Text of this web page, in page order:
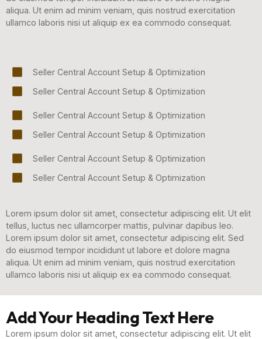
aliqua. Ut enim ad minim veniam, quis nostrud exercitation
ullamco laboris nisi ut aliquip ex ea commodo consequat.
Seller Central Account Setup & Optimization
Seller Central Account Setup & Optimization
Seller Central Account Setup & Optimization
Seller Central Account Setup & Optimization
Seller Central Account Setup & Optimization
Seller Central Account Setup & Optimization
Lorem ipsum dolor sit amet, consectetur adipiscing elit. Ut elit
tellus, luctus nec ullamcorper mattis, pulvinar dapibus leo.
Lorem ipsum dolor sit amet, consectetur adipiscing elit. Sed
do eiusmod tempor incididunt ut labore et dolore magna
aliqua. Ut enim ad minim veniam, quis nostrud exercitation
ullamco laboris nisi ut aliquip ex ea commodo consequat.
Add Your Heading Text Here
Lorem ipsum dolor sit amet, consectetur adipiscing elit. Ut elit